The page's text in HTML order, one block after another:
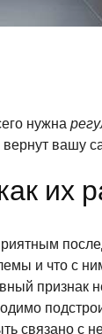
нужна
вернут вашу
их
и что с
связано с